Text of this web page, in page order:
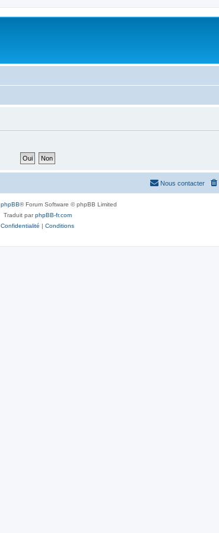
Nous contacter
phpBB® Forum Software © phpBB Limited
Traduit parphpBB-fr.com
Confidentialité | Conditions